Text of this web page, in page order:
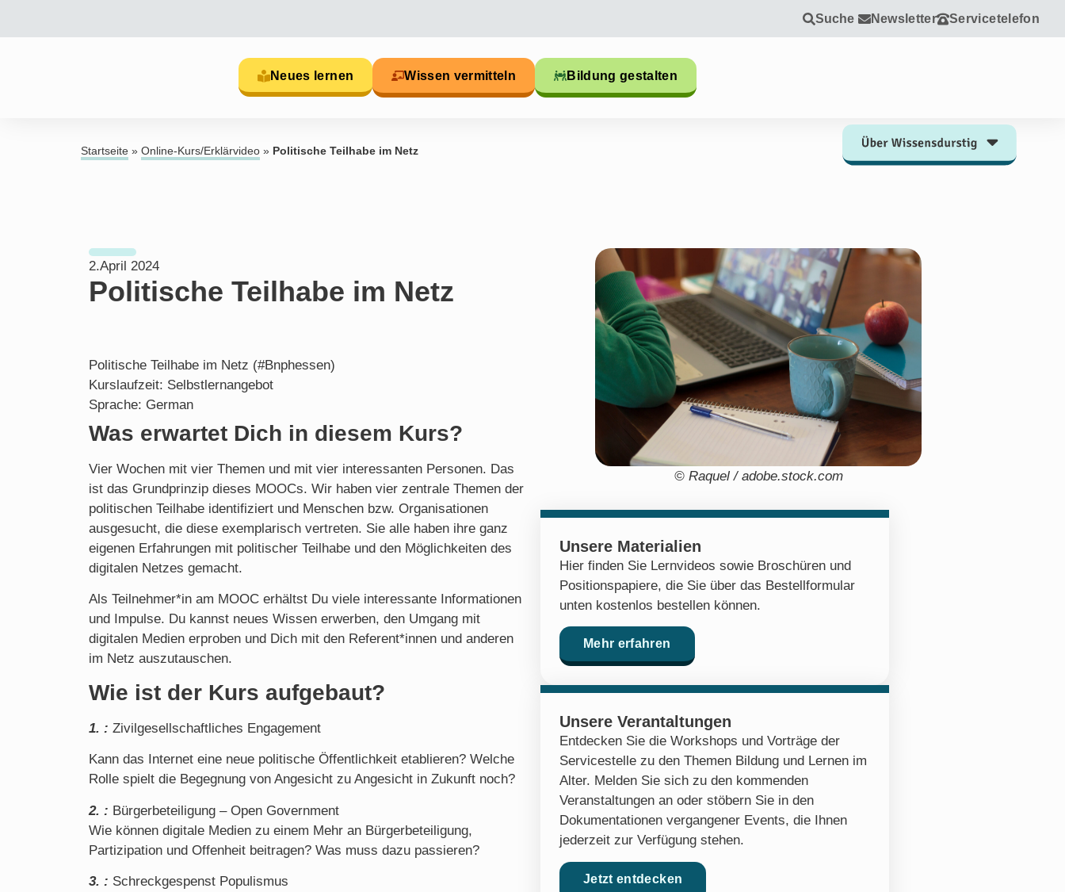
Suche Newsletter Servicetelefon
Neues lernen Wissen vermitteln Bildung gestalten
Startseite » Online-Kurs/Erklärvideo » Politische Teilhabe im Netz
2.April 2024
Politische Teilhabe im Netz
Politische Teilhabe im Netz (#Bnphessen)
Kurslaufzeit: Selbstlernangebot
Sprache: German
Was erwartet Dich in diesem Kurs?
Vier Wochen mit vier Themen und mit vier interessanten Personen. Das
ist das Grundprinzip dieses MOOCs. Wir haben vier zentrale Themen der
politischen Teilhabe identifiziert und Menschen bzw. Organisationen
ausgesucht, die diese exemplarisch vertreten. Sie alle haben ihre ganz
eigenen Erfahrungen mit politischer Teilhabe und den Möglichkeiten des
digitalen Netzes gemacht.
Als Teilnehmer*in am MOOC erhältst Du viele interessante Informationen
und Impulse. Du kannst neues Wissen erwerben, den Umgang mit
digitalen Medien erproben und Dich mit den Referent*innen und anderen
im Netz auszutauschen.
Wie ist der Kurs aufgebaut?
1. : Zivilgesellschaftliches Engagement
Kann das Internet eine neue politische Öffentlichkeit etablieren? Welche
Rolle spielt die Begegnung von Angesicht zu Angesicht in Zukunft noch?
2. : Bürgerbeteiligung – Open Government
Wie können digitale Medien zu einem Mehr an Bürgerbeteiligung,
Partizipation und Offenheit beitragen? Was muss dazu passieren?
3. : Schreckgespenst Populismus
© Raquel / adobe.stock.com
Unsere Materialien
Hier finden Sie Lernvideos sowie Broschüren und
Positionspapiere, die Sie über das Bestellformular
unten kostenlos bestellen können.
Mehr erfahren
Unsere Verantaltungen
Entdecken Sie die Workshops und Vorträge der
Servicestelle zu den Themen Bildung und Lernen im
Alter. Melden Sie sich zu den kommenden
Veranstaltungen an oder stöbern Sie in den
Dokumentationen vergangener Events, die Ihnen
jederzeit zur Verfügung stehen.
Jetzt entdecken